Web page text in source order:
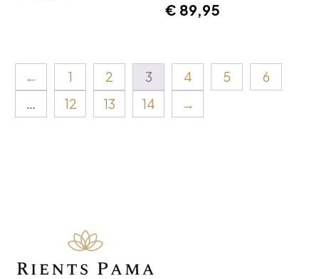
€ 89,95
← 1 2 3 4 5
6
…
12 13 14 →